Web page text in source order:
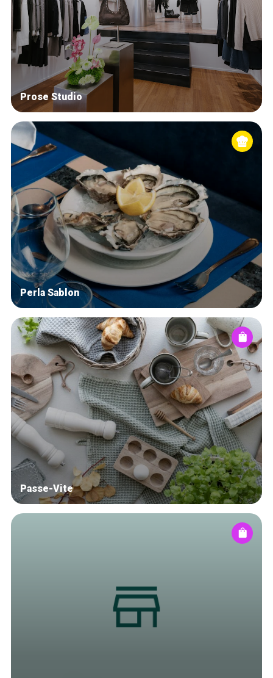
Accueil
Bonnes adresses
Quartiers
Blog
Tops 10
Artisans
A propos
Prose Studio
Perla Sablon
Passe-Vite